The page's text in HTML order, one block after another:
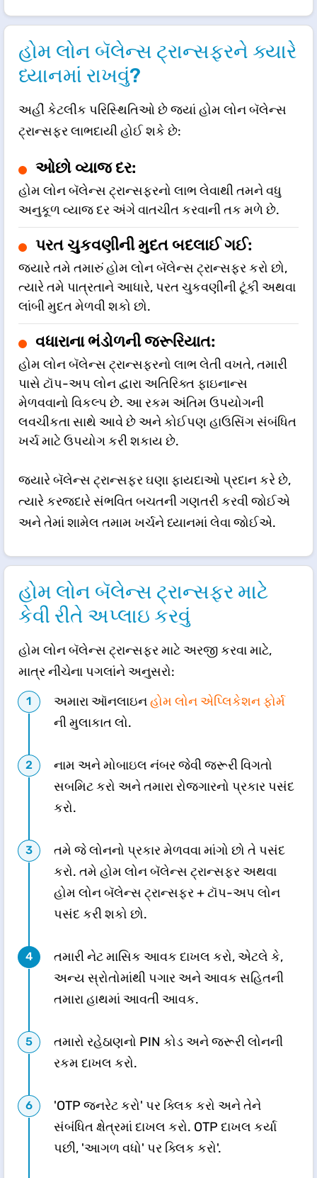
હોમ લોન બૅલેન્સ ટ્રાન્સફરને ક્યારે
ધ્યાનમાં રાખવું?
અહીં કેટલીક પરિસ્થિતિઓ છે જ્યાં હોમ લોન બૅલેન્સ
ટ્રાન્સફર લાભદાયી હોઈ શકે છે:
ઓછો વ્યાજ દર:
હોમ લોન બૅલેન્સ ટ્રાન્સફરનો લાભ લેવાથી તમને વધુ
અનુકૂળ વ્યાજ દર અંગે વાતચીત કરવાની તક મળે છે.
પરત ચુકવણીની મુદત બદલાઈ ગઈ:
જ્યારે તમે તમારું હોમ લોન બૅલેન્સ ટ્રાન્સફર કરો છો,
ત્યારે તમે પાત્રતાને આધારે, પરત ચુકવણીની ટૂંકી અથવા
લાંબી મુદત મેળવી શકો છો.
વધારાના ભંડોળની જરૂરિયાત:
હોમ લોન બૅલેન્સ ટ્રાન્સફરનો લાભ લેતી વખતે, તમારી
પાસે ટૉપ-અપ લોન દ્વારા અતિરિક્ત ફાઇનાન્સ
મેળવવાનો વિકલ્પ છે. આ રકમ અંતિમ ઉપયોગની
લવચીકતા સાથે આવે છે અને કોઈપણ હાઉસિંગ સંબંધિત
ખર્ચ માટે ઉપયોગ કરી શકાય છે.
જ્યારે બૅલેન્સ ટ્રાન્સફર ઘણા ફાયદાઓ પ્રદાન કરે છે,
ત્યારે કરજદારે સંભવિત બચતની ગણતરી કરવી જોઈએ
અને તેમાં શામેલ તમામ ખર્ચને ધ્યાનમાં લેવા જોઈએ.
હોમ લોન બૅલેન્સ ટ્રાન્સફર માટે
કેવી રીતે અપ્લાઇ કરવું
હોમ લોન બૅલેન્સ ટ્રાન્સફર માટે અરજી કરવા માટે,
માત્ર નીચેના પગલાંને અનુસરો:
અમારા ઑનલાઇનહોમ લોન એપ્લિકેશન ફોર્મ
ની મુલાકાત લો.
નામ અને મોબાઇલ નંબર જેવી જરૂરી વિગતો
સબમિટ કરો અને તમારા રોજગારનો પ્રકાર પસંદ
કરો.
તમે જે લોનનો પ્રકાર મેળવવા માંગો છો તે પસંદ
કરો. તમે હોમ લોન બૅલેન્સ ટ્રાન્સફર અથવા
હોમ લોન બૅલેન્સ ટ્રાન્સફર + ટૉપ-અપ લોન
પસંદ કરી શકો છો.
તમારી નેટ માસિક આવક દાખલ કરો, એટલે કે,
અન્ય સ્રોતોમાંથી પગાર અને આવક સહિતની
તમારા હાથમાં આવતી આવક.
તમારો રહેઠાણનો PIN કોડ અને જરૂરી લોનની
રકમ દાખલ કરો.
'OTP જનરેટ કરો' પર ક્લિક કરો અને તેને
સંબંધિત ક્ષેત્રમાં દાખલ કરો. OTP દાખલ કર્યા
પછી, 'આગળ વધો' પર ક્લિક કરો'.